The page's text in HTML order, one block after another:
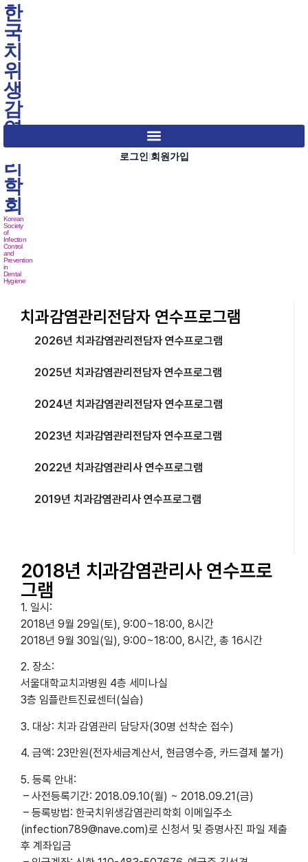
한
국
치
위
생
감
염
관
리
학
회
Korean
Society
of
Infection
Control
and
Prevention
in
Dental
Hygiene
로그인 회원가입
치과감염관리전담자 연수프로그램
2026년 치과감염관리전담자 연수프로그램
2025년 치과감염관리전담자 연수프로그램
2024년 치과감염관리전담자 연수프로그램
2023년 치과감염관리전담자 연수프로그램
2022년 치과감염관리사 연수프로그램
2019년 치과감염관리사 연수프로그램
2018년 치과감염관리사 연수프로
그램
1. 일시:
2018년 9월 29일(토), 9:00~18:00, 8시간
2018년 9월 30일(일), 9:00~18:00, 8시간, 총 16시간
2. 장소:
서울대학교치과병원 4층 세미나실
3층 임플란트진료센터(실습)
3. 대상: 치과 감염관리 담당자(30명 선착순 접수)
4. 금액: 23만원(전자세금계산서, 현금영수증, 카드결제 불가)
5. 등록 안내:
– 사전등록기간: 2018.09.10(월) ~ 2018.09.21(금)
– 등록방법: 한국치위생감염관리학회 이메일주소
(infection789@nave.com)로 신청서 및 증명사진 파일 제출
후 계좌입금